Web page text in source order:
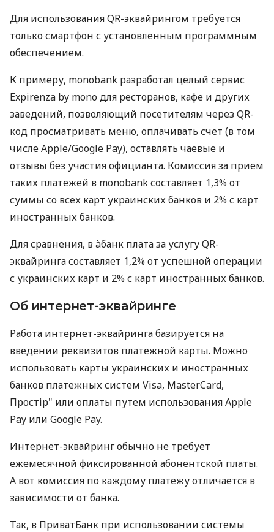
Для использования QR-эквайрингом требуется
только смартфон с установленным программным
обеспечением.
К примеру, monobank разработал целый сервис
Expirenza by mono для ресторанов, кафе и других
заведений, позволяющий посетителям через QR-
код просматривать меню, оплачивать счет (в том
числе Apple/Google Pay), оставлять чаевые и
отзывы без участия официанта. Комиссия за прием
таких платежей в monobank составляет 1,3% от
суммы со всех карт украинских банков и 2% с карт
иностранных банков.
Для сравнения, в àбанк плата за услугу QR-
эквайринга составляет 1,2% от успешной операции
с украинских карт и 2% с карт иностранных банков.
Об интернет-эквайринге
Работа интернет-эквайринга базируется на
введении реквизитов платежной карты. Можно
использовать карты украинских и иностранных
банков платежных систем Visa, MasterCard,
Простір" или оплаты путем использования Apple
Pay или Google Pay.
Интернет-эквайринг обычно не требует
ежемесячной фиксированной абонентской платы.
А вот комиссия по каждому платежу отличается в
зависимости от банка.
Так, в ПриватБанк при использовании системы